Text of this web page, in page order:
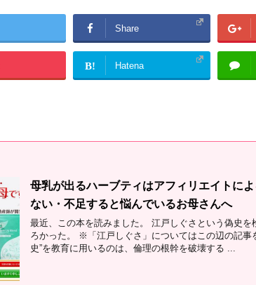
Share
B! Hatena
母乳が出るハーブティはアフィリエイトに
ない・不足すると悩んでいるお母さんへ
最近、この本を読みました。 江戸しぐさという偽史を
ろかった。 ※「江戸しぐさ」についてはこの辺の記事
史”を教育に用いるのは、倫理の根幹を破壊する ...